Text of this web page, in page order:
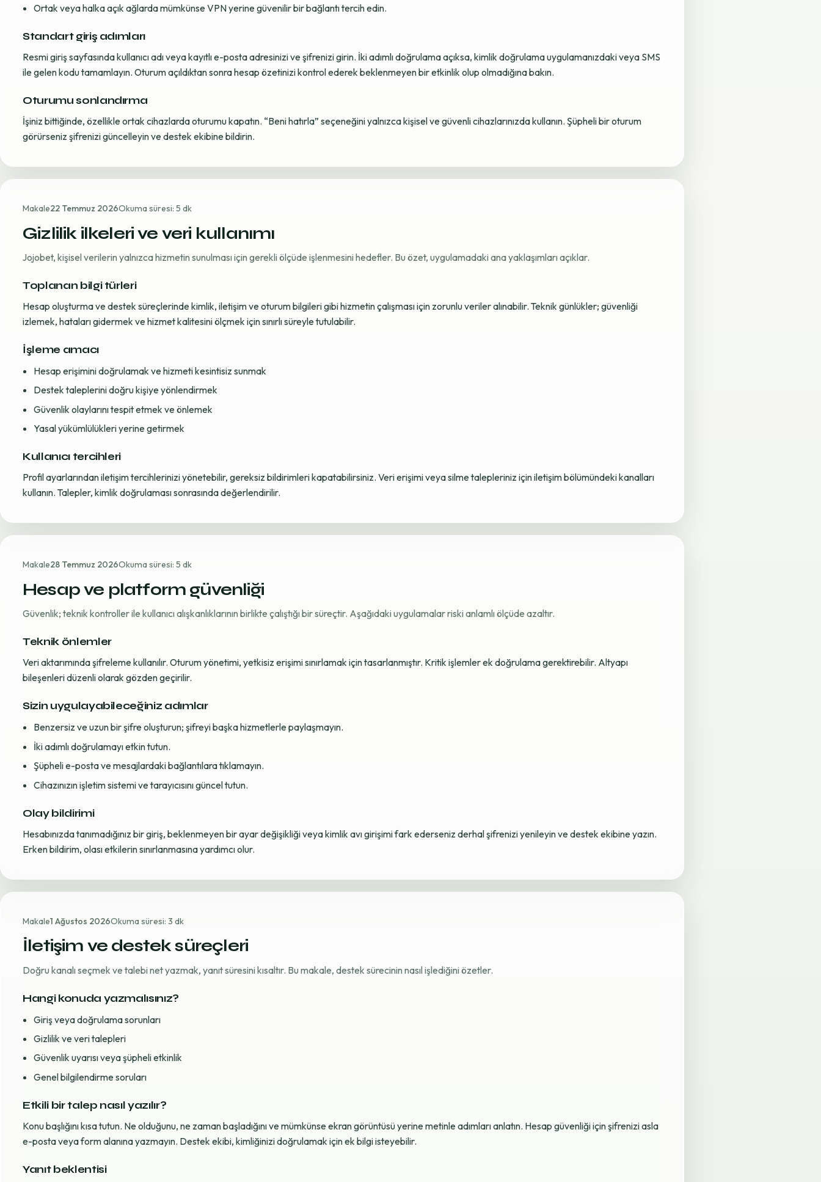
Ortak veya halka açık ağlarda mümkünse VPN yerine güvenilir bir bağlantı tercih edin.
Standart giriş adımları
Resmi giriş sayfasında kullanıcı adı veya kayıtlı e-posta adresinizi ve şifrenizi girin. İki adımlı doğrulama açıksa, kimlik doğrulama uygulamanızdaki veya SMS
ile gelen kodu tamamlayın. Oturum açıldıktan sonra hesap özetinizi kontrol ederek beklenmeyen bir etkinlik olup olmadığına bakın.
Oturumu sonlandırma
İşiniz bittiğinde, özellikle ortak cihazlarda oturumu kapatın. “Beni hatırla” seçeneğini yalnızca kişisel ve güvenli cihazlarınızda kullanın. Şüpheli bir oturum
görürseniz şifrenizi güncelleyin ve destek ekibine bildirin.
Makale22 Temmuz 2026Okuma süresi: 5 dk
Gizlilik ilkeleri ve veri kullanımı
Jojobet, kişisel verilerin yalnızca hizmetin sunulması için gerekli ölçüde işlenmesini hedefler. Bu özet, uygulamadaki ana yaklaşımları açıklar.
Toplanan bilgi türleri
Hesap oluşturma ve destek süreçlerinde kimlik, iletişim ve oturum bilgileri gibi hizmetin çalışması için zorunlu veriler alınabilir. Teknik günlükler; güvenliği
izlemek, hataları gidermek ve hizmet kalitesini ölçmek için sınırlı süreyle tutulabilir.
İşleme amacı
Hesap erişimini doğrulamak ve hizmeti kesintisiz sunmak
Destek taleplerini doğru kişiye yönlendirmek
Güvenlik olaylarını tespit etmek ve önlemek
Yasal yükümlülükleri yerine getirmek
Kullanıcı tercihleri
Profil ayarlarından iletişim tercihlerinizi yönetebilir, gereksiz bildirimleri kapatabilirsiniz. Veri erişimi veya silme talepleriniz için iletişim bölümündeki kanalları
kullanın. Talepler, kimlik doğrulaması sonrasında değerlendirilir.
Makale28 Temmuz 2026Okuma süresi: 5 dk
Hesap ve platform güvenliği
Güvenlik; teknik kontroller ile kullanıcı alışkanlıklarının birlikte çalıştığı bir süreçtir. Aşağıdaki uygulamalar riski anlamlı ölçüde azaltır.
Teknik önlemler
Veri aktarımında şifreleme kullanılır. Oturum yönetimi, yetkisiz erişimi sınırlamak için tasarlanmıştır. Kritik işlemler ek doğrulama gerektirebilir. Altyapı
bileşenleri düzenli olarak gözden geçirilir.
Sizin uygulayabileceğiniz adımlar
Benzersiz ve uzun bir şifre oluşturun; şifreyi başka hizmetlerle paylaşmayın.
İki adımlı doğrulamayı etkin tutun.
Şüpheli e-posta ve mesajlardaki bağlantılara tıklamayın.
Cihazınızın işletim sistemi ve tarayıcısını güncel tutun.
Olay bildirimi
Hesabınızda tanımadığınız bir giriş, beklenmeyen bir ayar değişikliği veya kimlik avı girişimi fark ederseniz derhal şifrenizi yenileyin ve destek ekibine yazın.
Erken bildirim, olası etkilerin sınırlanmasına yardımcı olur.
Makale1 Ağustos 2026Okuma süresi: 3 dk
İletişim ve destek süreçleri
Doğru kanalı seçmek ve talebi net yazmak, yanıt süresini kısaltır. Bu makale, destek sürecinin nasıl işlediğini özetler.
Hangi konuda yazmalısınız?
Giriş veya doğrulama sorunları
Gizlilik ve veri talepleri
Güvenlik uyarısı veya şüpheli etkinlik
Genel bilgilendirme soruları
Etkili bir talep nasıl yazılır?
Konu başlığını kısa tutun. Ne olduğunu, ne zaman başladığını ve mümkünse ekran görüntüsü yerine metinle adımları anlatın. Hesap güvenliği için şifrenizi asla
e-posta veya form alanına yazmayın. Destek ekibi, kimliğinizi doğrulamak için ek bilgi isteyebilir.
Yanıt beklentisi